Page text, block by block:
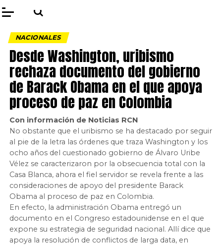
NACIONALES
Desde Washington, uribismo
rechaza documento del gobierno
de Barack Obama en el que apoya
proceso de paz en Colombia
Con información de Noticias RCN
No obstante que el uribismo se ha destacado por seguir
al pie de la letra las órdenes que traza Washington y los
ocho años del cuestionado gobierno de Álvaro Uribe
Vélez se caracterizaron por la obsecuencia total con la
Casa Blanca, ahora el fiel servidor se revela frente a las
consideraciones de apoyo del presidente Barack
Obama al proceso de paz en Colombia.
En efecto, la administración Obama entregó un
documento en el Congreso estadounidense en el que
expone su estrategia de seguridad nacional. Allí dice que
apoya la resolución de conflictos de larga data, en